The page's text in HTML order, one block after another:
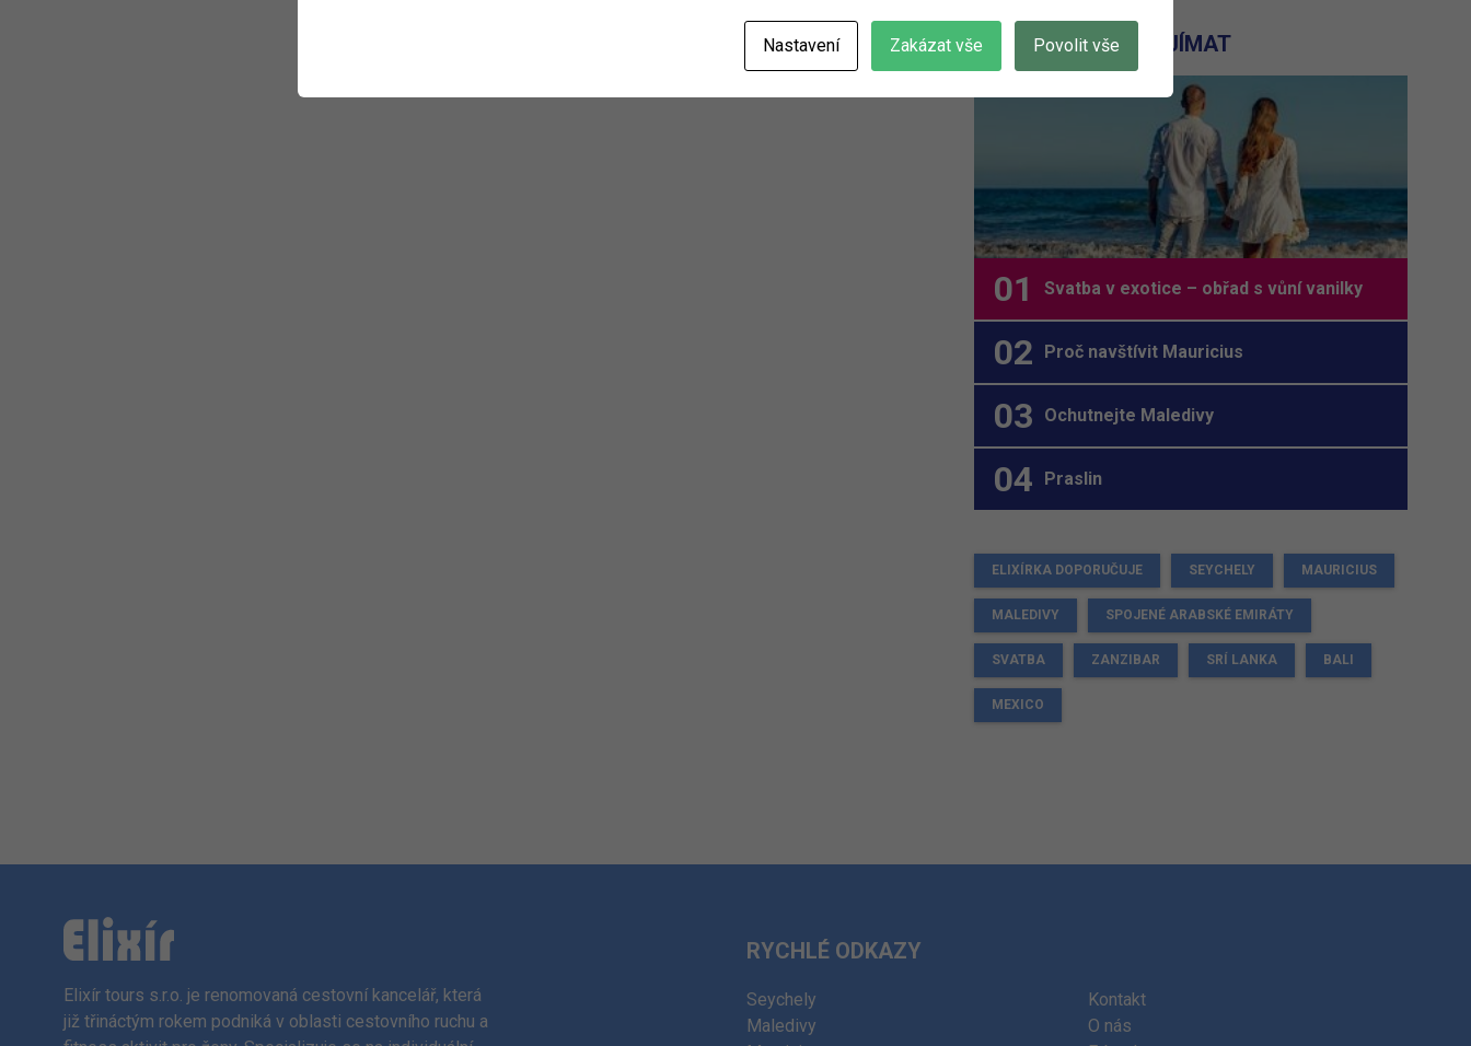
MOHLO BY VÁS ZAJÍMAT
Svatba v exotice – obřad s vůní vanilky
Proč navštívit Mauricius
Ochutnejte Maledivy
Praslin
ELIXÍRKA DOPORUČUJE SEYCHELY MAURICIUS
MALEDIVY SPOJENÉ ARABSKÉ EMIRÁTY
SVATBA ZANZIBAR SRÍ LANKA BALI
MEXICO
Elixír tours s.r.o. je renomovaná cestovní kancelář, která
již třináctým rokem podniká v oblasti cestovního ruchu a
RYCHLÉ ODKAZY
Seychely
Maledivy
Kontakt
O nás
Nastavení Zakázat vše Povolit vše